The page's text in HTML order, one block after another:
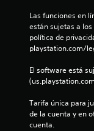
Las funciones en
están sujetas a
política de
playstation.com/
El software está
Tarifa única para
de la cuenta y en
cuenta.